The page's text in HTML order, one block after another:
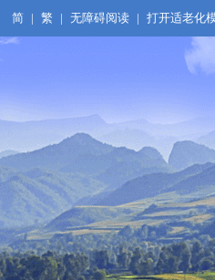
简 | 繁 | 无障碍阅读 | 打开适老化